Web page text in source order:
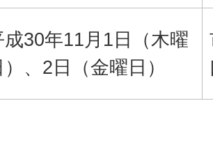
成30年11月1日（木曜
）、2日（金曜日）